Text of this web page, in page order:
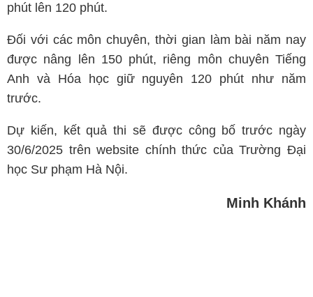
phút lên 120 phút.
Đối với các môn chuyên, thời gian làm bài năm nay
được nâng lên 150 phút, riêng môn chuyên Tiếng
Anh và Hóa học giữ nguyên 120 phút như năm
trước.
Dự kiến, kết quả thi sẽ được công bố trước ngày
30/6/2025 trên website chính thức của Trường Đại
học Sư phạm Hà Nội.
Minh Khánh